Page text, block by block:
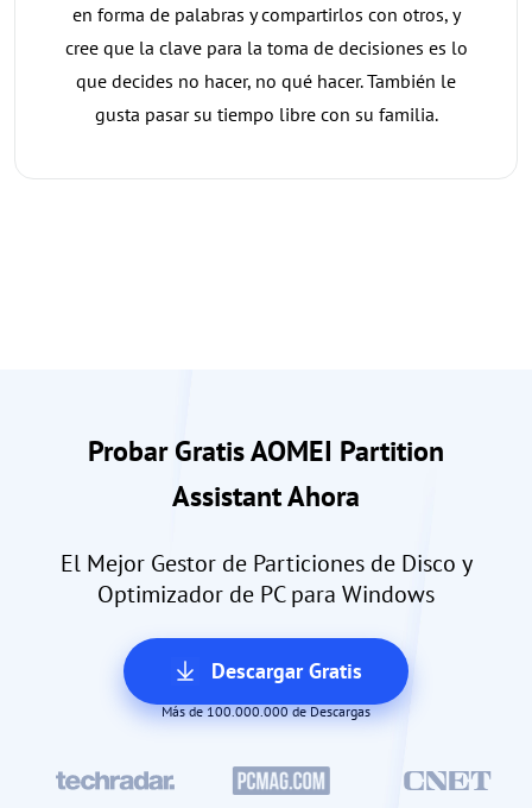
en forma de palabras y compartirlos con otros, y
cree que la clave para la toma de decisiones es lo
que decides no hacer, no qué hacer. También le
gusta pasar su tiempo libre con su familia.
Probar Gratis AOMEI Partition
Assistant Ahora
El Mejor Gestor de Particiones de Disco y
Optimizador de PC para Windows
Descargar Gratis
Más de 100.000.000 de Descargas